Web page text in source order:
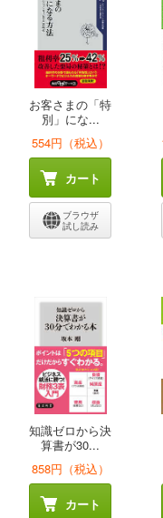
お客さまの「特
別」にな...
554円（税込）
カート
ブラウザ
試し読み
知識ゼロから決
算書が30...
858円（税込）
カート